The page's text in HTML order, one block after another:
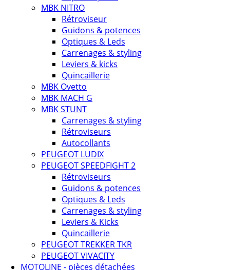
MBK NITRO
Rétroviseur
Guidons & potences
Optiques & Leds
Carrenages & styling
Leviers & kicks
Quincaillerie
MBK Ovetto
MBK MACH G
MBK STUNT
Carrenages & styling
Rétroviseurs
Autocollants
PEUGEOT LUDIX
PEUGEOT SPEEDFIGHT 2
Rétroviseurs
Guidons & potences
Optiques & Leds
Carrenages & styling
Leviers & Kicks
Quincaillerie
PEUGEOT TREKKER TKR
PEUGEOT VIVACITY
MOTOLINE - pièces détachées